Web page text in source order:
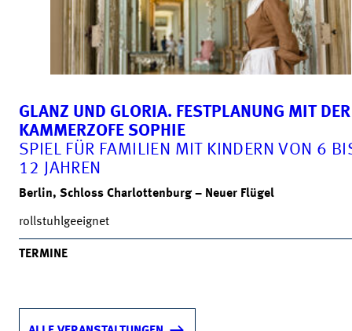
GLANZ UND GLORIA. FESTPLANUNG MIT DER
KAMMERZOFE SOPHIE
SPIEL FÜR FAMILIEN MIT KINDERN VON 6
12 JAHREN
Berlin, Schloss Charlottenburg – Neuer Flügel
rollstuhlgeeignet
TERMINE